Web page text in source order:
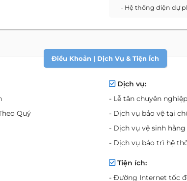
- Hệ thống điện dự
Điều Khoản | Dịch Vụ & Tiện Ích
Quý
Dịch vụ:
- Lễ tân chuyên
- Dịch vụ bảo vệ tại
- Dịch vụ vệ sinh
- Dịch vụ bảo trì hệ
Tiện ích:
- Đường Internet tốc